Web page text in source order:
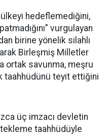
ülkeyi hedeflemediğini,
vurgulayan
birine yönelik silahlı
Birleşmiş Milletler
ortak savunma, meşru
taahhüdünü teyit ettiğini
üç imzacı devletin
taahhüdüyle